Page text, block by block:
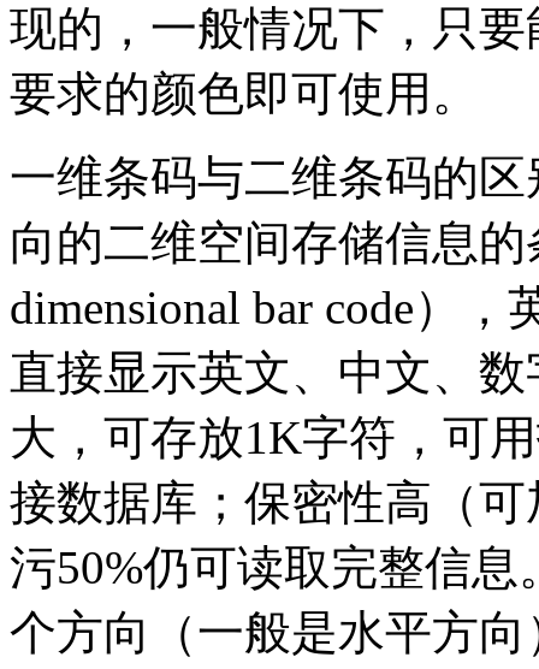
现的，一般情况下，只
要求的颜色即可使用。
一维条码与二维条码的
向的二维空间存储信息
dimensional bar code）
直接显示英文、中文、
大，可存放1K字符，可
接数据库；保密性高（
污50%仍可读取完整信
个方向（一般是水平方